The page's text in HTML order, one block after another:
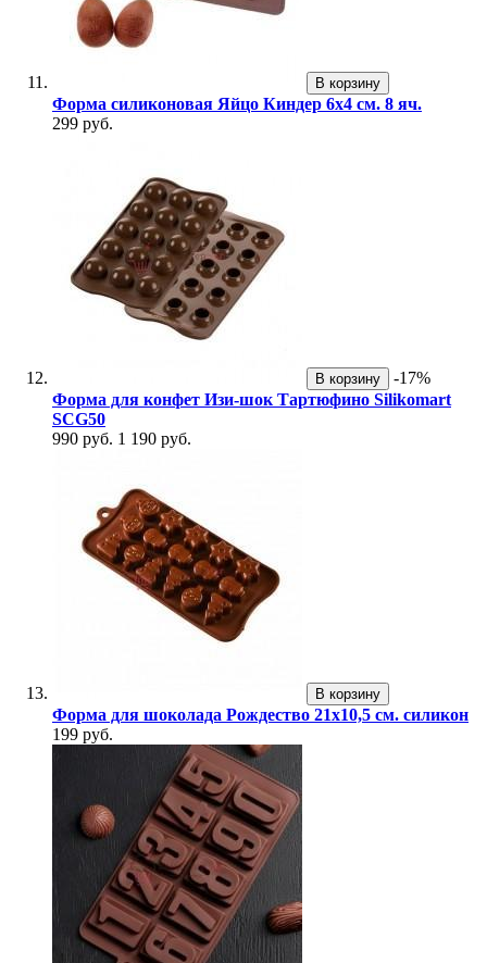
В корзину
Форма силиконовая Яйцо Киндер 6х4 см. 8 яч.
299 руб.
В корзину
-17%
Форма для конфет Изи-шок Тартюфино Silikomart
SCG50
990 руб. 1 190 руб.
В корзину
Форма для шоколада Рождество 21x10,5 см. силикон
199 руб.